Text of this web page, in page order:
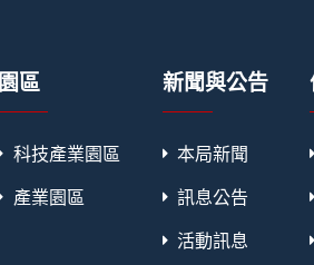
園區
科技產業園區
產業園區
新聞與公告
本局新聞
訊息公告
活動訊息